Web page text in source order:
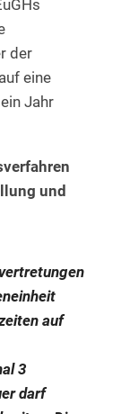
der
eine
Jahr
und
auf
3
darf